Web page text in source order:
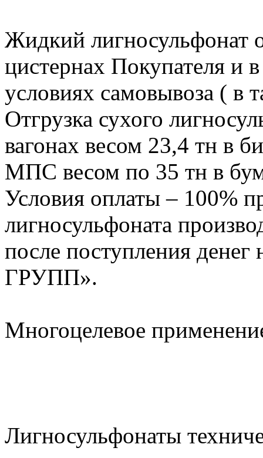
Жидкий лигносульфонат
цистернах Покупателя и
условиях самовывоза ( в
Отгрузка сухого
вагонах весом 23,4 тн в
МПС весом по 35 тн в
Условия оплаты – 100%
лигносульфоната
после поступления
ГРУПП».
Многоцелевое
Лигносульфонаты